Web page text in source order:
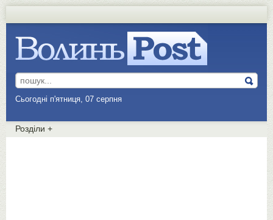
Сьогодні п'ятниця, 07 серпня
Розділи +